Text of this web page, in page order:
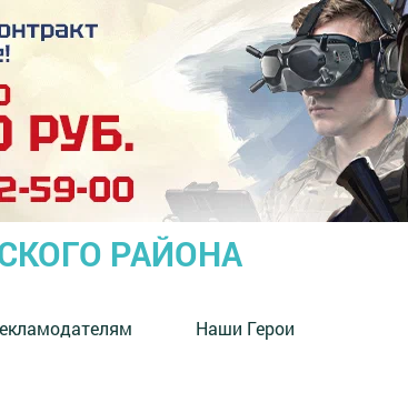
РАЙОНА
Наши Герои